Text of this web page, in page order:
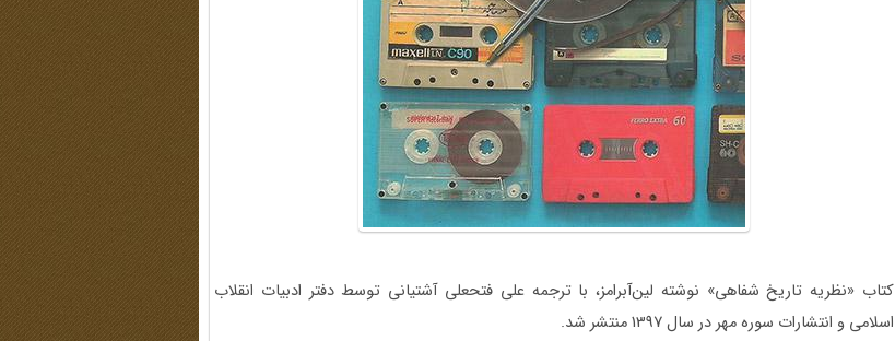
کتاب «نظریه تاریخ شفاهی» نوشته لین‌آبرامز، با ترجمه علی فتحعلی آشتیانی توسط دفتر ادبیات انقلاب
اسلامی و انتشارات سوره مهر در سال 1397 منتشر شد.